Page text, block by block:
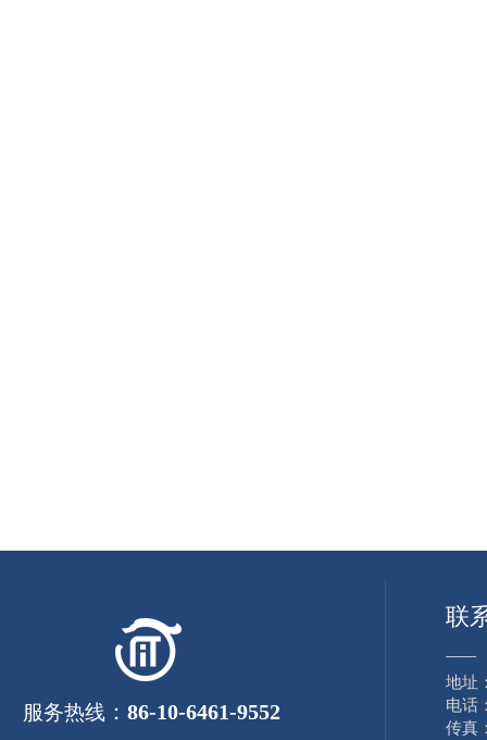
服务热线： 86-10-6461-9552
联
——
地址
电话
传真